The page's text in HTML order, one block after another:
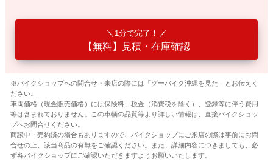
1分で完了！
【無料】見積・在庫確認
※バイクショップへの問合せ・来店の際には「グーバイク沖縄を見た」とお伝えく
ださい。
車両価格（現金販売価格）には保険料、税金（消費税を除く）、登録等に伴う費用
等は含まれておりません。この車輌の品質等より詳しい情報は、直接バイクショッ
プへお問合せください。
商談中・売約済の場合もありますので、バイクショップにご来店の際は事前にお問
合せの上、該当商品の有無をご確認ください。また、詳細内容につきましても、必
ず各バイクショップにご確認いただきますようお願いいたします。